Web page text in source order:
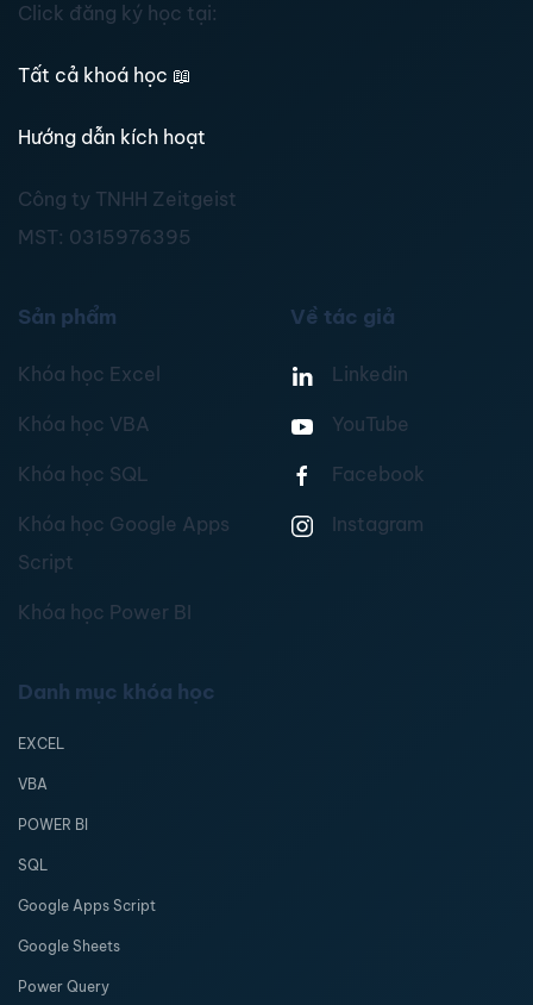
Click đăng ký học tại:
Tất cả khoá học 📖
Hướng dẫn kích hoạt
Công ty TNHH Zeitgeist
MST: 0315976395
Sản phẩm
Khóa học Excel
Khóa học VBA
Khóa học SQL
Khóa học Google Apps
Script
Khóa học Power BI
Về tác giả
Linkedin
YouTube
Facebook
Instagram
Danh mục khóa học
EXCEL
VBA
POWER BI
SQL
Google Apps Script
Google Sheets
Power Query